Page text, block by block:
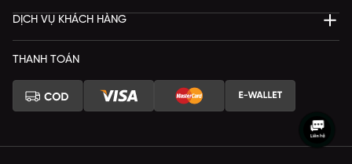
DỊCH VỤ KHÁCH HÀNG
THANH TOÁN